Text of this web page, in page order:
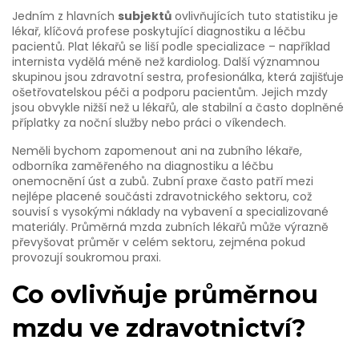
Jedním z hlavních subjektů ovlivňujících tuto statistiku je
lékař, klíčová profese poskytující diagnostiku a léčbu
pacientů. Plat lékařů se liší podle specializace – například
internista vydělá méně než kardiolog. Další významnou
skupinou jsou zdravotní sestra, profesionálka, která zajišťuje
ošetřovatelskou péči a podporu pacientům. Jejich mzdy
jsou obvykle nižší než u lékařů, ale stabilní a často doplněné
příplatky za noční služby nebo práci o víkendech.
Neměli bychom zapomenout ani na zubního lékaře,
odborníka zaměřeného na diagnostiku a léčbu
onemocnění úst a zubů. Zubní praxe často patří mezi
nejlépe placené součásti zdravotnického sektoru, což
souvisí s vysokými náklady na vybavení a specializované
materiály. Průměrná mzda zubních lékařů může výrazně
převyšovat průměr v celém sektoru, zejména pokud
provozují soukromou praxi.
Co ovlivňuje průměrnou
mzdu ve zdravotnictví?